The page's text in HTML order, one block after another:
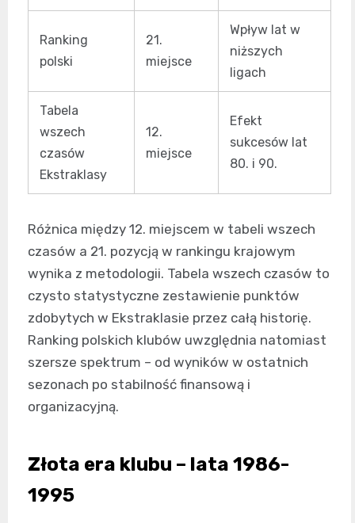
Ranking
polski
21.
miejsce
Wpływ lat w
niższych
ligach
Tabela
wszech
czasów
Ekstraklasy
12.
miejsce
Efekt
sukcesów lat
80. i 90.
Różnica między 12. miejscem w tabeli wszech
czasów a 21. pozycją w rankingu krajowym
wynika z metodologii. Tabela wszech czasów to
czysto statystyczne zestawienie punktów
zdobytych w Ekstraklasie przez całą historię.
Ranking polskich klubów uwzględnia natomiast
szersze spektrum – od wyników w ostatnich
sezonach po stabilność finansową i
organizacyjną.
Złota era klubu – lata 1986-
1995